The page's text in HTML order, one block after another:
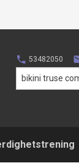
53482050